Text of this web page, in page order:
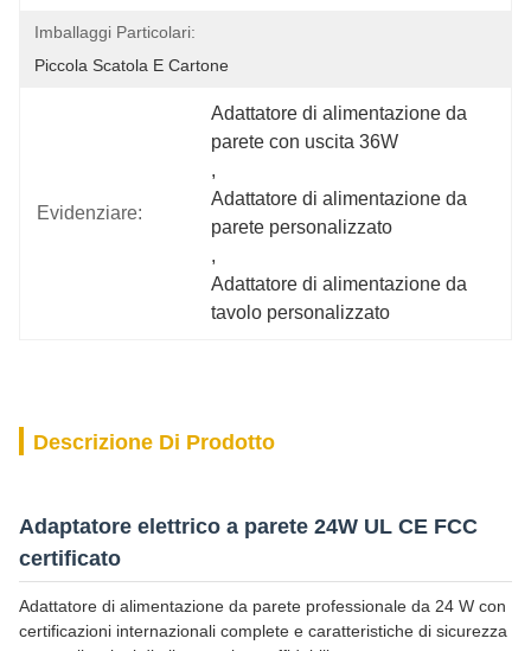
Imballaggi Particolari:
Piccola Scatola E Cartone
Evidenziare:
Adattatore di alimentazione da
parete con uscita 36W
,
Adattatore di alimentazione da
parete personalizzato
,
Adattatore di alimentazione da
tavolo personalizzato
Descrizione Di Prodotto
Adaptatore elettrico a parete 24W UL CE FCC
certificato
Adattatore di alimentazione da parete professionale da 24 W con
certificazioni internazionali complete e caratteristiche di sicurezza